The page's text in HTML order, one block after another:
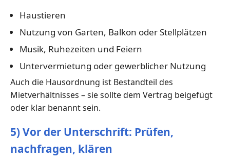
Haustieren
Nutzung von Garten, Balkon oder Stellplätzen
Musik, Ruhezeiten und Feiern
Untervermietung oder gewerblicher Nutzung
Auch die Hausordnung ist Bestandteil des
Mietverhältnisses – sie sollte dem Vertrag beigefügt
oder klar benannt sein.
5) Vor der Unterschrift: Prüfen,
nachfragen, klären